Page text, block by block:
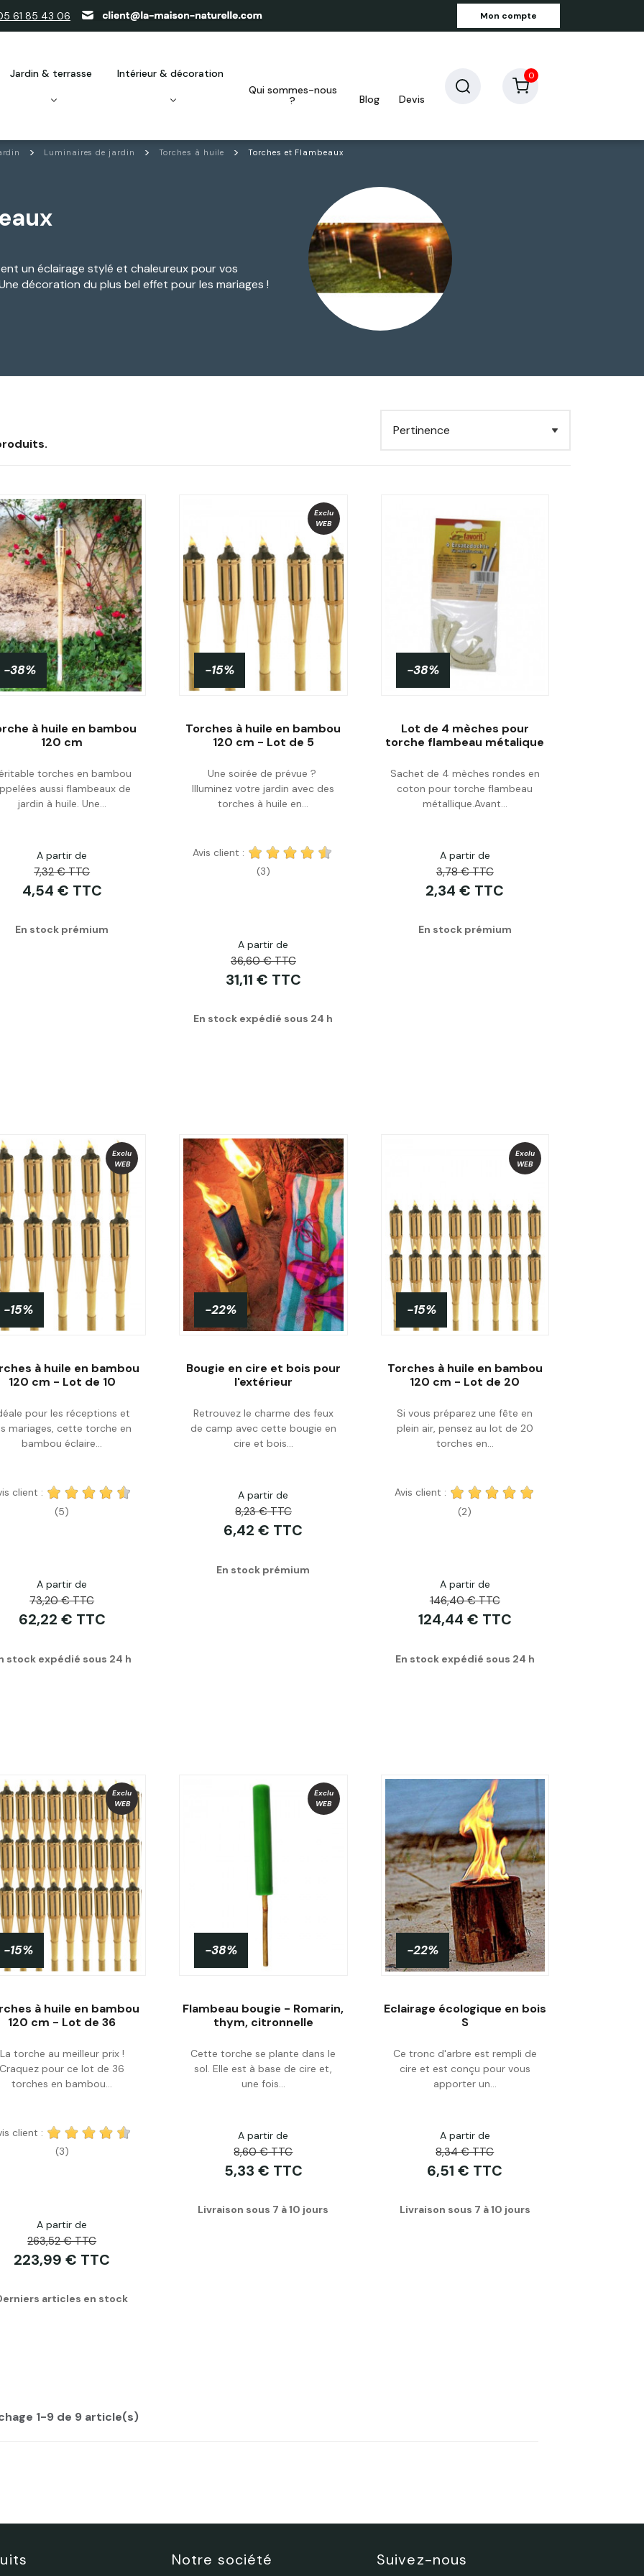
61 85 43 06 Mon compte
jardin & terrasse
intérieur & décoration
qui sommes-nous
?
blog devis
0
Luminaires de jardin Torches à huile Torches et Flambeaux
un éclairage stylé et chaleureux pour vos
décoration du plus bel effet pour les mariages !
Acheter
-38%
à huile en bambou
120 cm
torches en bambou
aussi flambeaux de
jardin à huile. Une...
A partir de
7,32 € TTC
4,54 € TTC
En stock prémium
Acheter
Exclu
WEB
-15%
Torches à huile en bambou
120 cm - Lot de 5
Une soirée de prévue ?
Illuminez votre jardin avec des
torches à huile en...
Avis client :
(3)
A partir de
36,60 € TTC
31,11 € TTC
En stock expédié sous 24 h
Acheter
-38%
Lot de 4 mèches pour
torche flambeau métalique
Sachet de 4 mèches rondes en
coton pour torche flambeau
métallique.Avant...
A partir de
3,78 € TTC
2,34 € TTC
En stock prémium
Acheter
Exclu
WEB
-15%
à huile en bambou
120 cm - Lot de 10
pour les réceptions et
mariages, cette torche en
bambou éclaire...
client :
(5)
A partir de
73,20 € TTC
62,22 € TTC
stock expédié sous 24 h
Personnaliser
-22%
Bougie en cire et bois pour
l'extérieur
Retrouvez le charme des feux
de camp avec cette bougie en
cire et bois...
A partir de
8,23 € TTC
6,42 € TTC
En stock prémium
Acheter
Exclu
WEB
-15%
Torches à huile en bambou
120 cm - Lot de 20
Si vous préparez une fête en
plein air, pensez au lot de 20
torches en...
Avis client :
(2)
A partir de
146,40 € TTC
124,44 € TTC
En stock expédié sous 24 h
Acheter
Exclu
WEB
-15%
à huile en bambou
120 cm - Lot de 36
La torche au meilleur prix !
Craquez pour ce lot de 36
torches en bambou...
client :
(3)
A partir de
263,52 € TTC
223,99 € TTC
articles en stock
Acheter
Exclu
WEB
-38%
Flambeau bougie - Romarin,
thym, citronnelle
Cette torche se plante dans le
sol. Elle est à base de cire et,
une fois...
A partir de
8,60 € TTC
5,33 € TTC
Livraison sous 7 à 10 jours
Acheter
-22%
Eclairage écologique en bois
S
Ce tronc d'arbre est rempli de
cire et est conçu pour vous
apporter un...
A partir de
8,34 € TTC
6,51 € TTC
Livraison sous 7 à 10 jours
1-9 de 9 article(s)
Notre société Suivez-nous